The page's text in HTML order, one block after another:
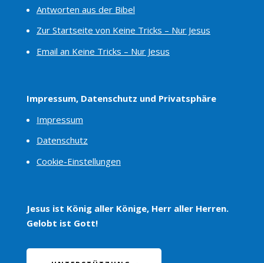
Antworten aus der Bibel
Zur Startseite von Keine Tricks – Nur Jesus
Email an Keine Tricks – Nur Jesus
Impressum, Datenschutz und Privatsphäre
Impressum
Datenschutz
Cookie-Einstellungen
Jesus ist König aller Könige, Herr aller Herren.
Gelobt ist Gott!